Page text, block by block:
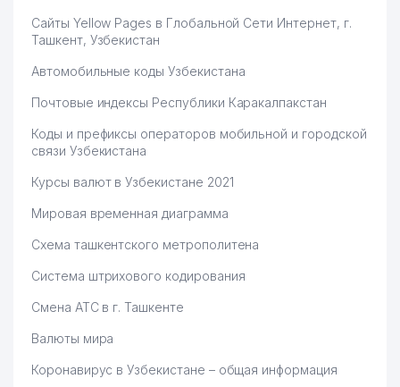
Сайты Yellow Pages в Глобальной Сети Интернет, г.
Ташкент, Узбекистан
Автомобильные коды Узбекистана
Почтовые индексы Республики Каракалпакстан
Коды и префиксы операторов мобильной и городской
связи Узбекистана
Курсы валют в Узбекистане 2021
Мировая временная диаграмма
Схема ташкентского метрополитена
Система штрихового кодирования
Смена АТС в г. Ташкенте
Валюты мира
Коронавирус в Узбекистане – общая информация